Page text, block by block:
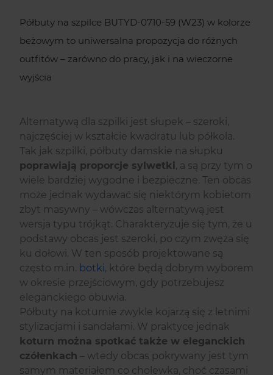
Półbuty na szpilce BUTYD-0710-59 (W23) w kolorze
beżowym to uniwersalna propozycja do różnych
outfitów – zarówno do pracy, jak i na wieczorne
wyjścia
Alternatywą dla szpilki jest słupek – szeroki,
najczęściej w kształcie kwadratu lub półkola.
Tak jak szpilki, półbuty damskie na słupku
poprawiają proporcje sylwetki, a są przy tym o
wiele bardziej wygodne i bezpieczne. Ten obcas
może jednak wydawać się niektórym kobietom
zbyt masywny – wówczas alternatywą jest
wersja typu trójkąt. Charakteryzuje się tym, że u
podstawy obcas jest szeroki, po czym zwęża się
ku dołowi. W ten sposób projektowane są
często m.in. botki, które będą dobrym wyborem
w okresie przejściowym, gdy potrzebujesz
eleganckiego obuwia.
Półbuty na koturnie zwykle kojarzą się z letnimi
stylizacjami i sandałami. W praktyce jednak
koturn można spotkać także w eleganckich
czółenkach – wtedy obcas pokrywany jest tym
samym materiałem co cholewka, choć czasami